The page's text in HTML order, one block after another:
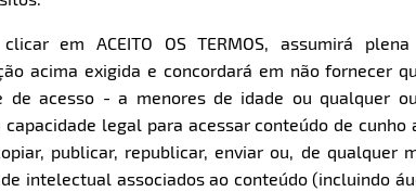
Download
em ACEITO OS TERMOS, assumirá
acima exigida e concordará em não fornecer
de acesso - a menores de idade ou qualquer
capacidade legal para acessar conteúdo de cunho
publicar, republicar, enviar ou, de qualquer
intelectual associados ao conteúdo (incluindo